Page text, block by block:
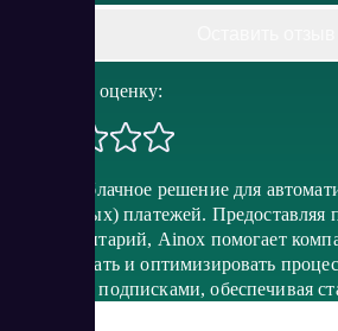
Поставить оценку:
Ainox – облачное решение для
(регулярных) платежей. Предоставляя
инструментарий, Ainox помогает
организовать и оптимизировать
платными подписками, обеспечивая